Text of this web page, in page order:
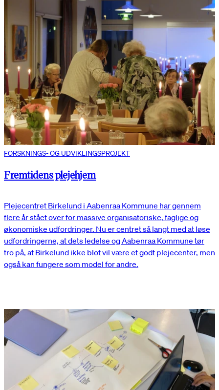
FORSKNINGS- OG UDVIKLINGSPROJEKT
Fremtidens plejehjem
Plejecentret Birkelund i Aabenraa Kommune har gennem
flere år stået over for massive organisatoriske, faglige og
økonomiske udfordringer. Nu er centret så langt med at løse
udfordringerne, at dets ledelse og Aabenraa Kommune tør
tro på, at Birkelund ikke blot vil være et godt plejecenter, men
også kan fungere som model for andre.